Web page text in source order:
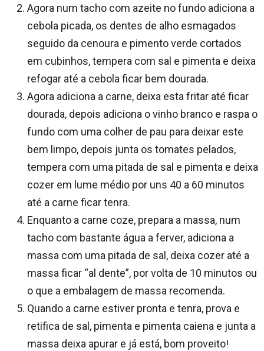
Agora num tacho com azeite no fundo adiciona a
cebola picada, os dentes de alho esmagados
seguido da cenoura e pimento verde cortados
em cubinhos, tempera com sal e pimenta e deixa
refogar até a cebola ficar bem dourada.
Agora adiciona a carne, deixa esta fritar até ficar
dourada, depois adiciona o vinho branco e raspa o
fundo com uma colher de pau para deixar este
bem limpo, depois junta os tomates pelados,
tempera com uma pitada de sal e pimenta e deixa
cozer em lume médio por uns 40 a 60 minutos
até a carne ficar tenra.
Enquanto a carne coze, prepara a massa, num
tacho com bastante água a ferver, adiciona a
massa com uma pitada de sal, deixa cozer até a
massa ficar “al dente”, por volta de 10 minutos ou
o que a embalagem de massa recomenda.
Quando a carne estiver pronta e tenra, prova e
retifica de sal, pimenta e pimenta caiena e junta a
massa deixa apurar e já está, bom proveito!